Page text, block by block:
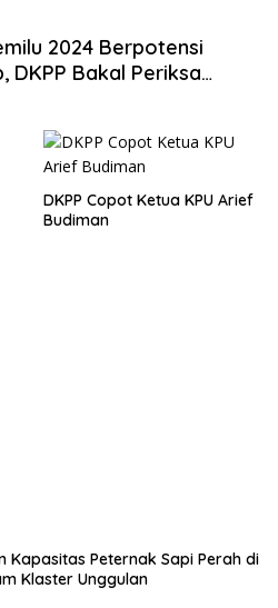
2024 Berpotensi
DKPP Bakal Periksa
DKPP Copot Ketua KPU Arief
Budiman
Kapasitas Peternak Sapi Perah di
Klaster Unggulan